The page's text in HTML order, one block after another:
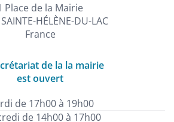
Place de la Mairie
HÉLÈNE-DU-LAC
France
de la la mairie
est ouvert
de 17h00 à 19h00
de 14h00 à 17h00